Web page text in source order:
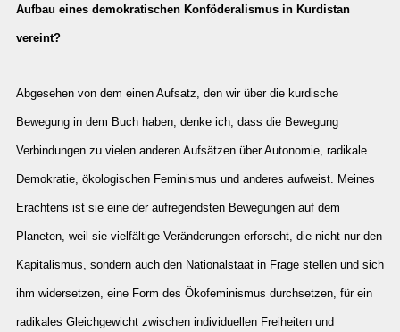
Aufbau eines demokratischen Konföderalismus in Kurdistan
vereint?
Abgesehen von dem einen Aufsatz, den wir über die kurdische
Bewegung in dem Buch haben, denke ich, dass die Bewegung
Verbindungen zu vielen anderen Aufsätzen über Autonomie, radikale
Demokratie, ökologischen Feminismus und anderes aufweist. Meines
Erachtens ist sie eine der aufregendsten Bewegungen auf dem
Planeten, weil sie vielfältige Veränderungen erforscht, die nicht nur den
Kapitalismus, sondern auch den Nationalstaat in Frage stellen und sich
ihm widersetzen, eine Form des Ökofeminismus durchsetzen, für ein
radikales Gleichgewicht zwischen individuellen Freiheiten und